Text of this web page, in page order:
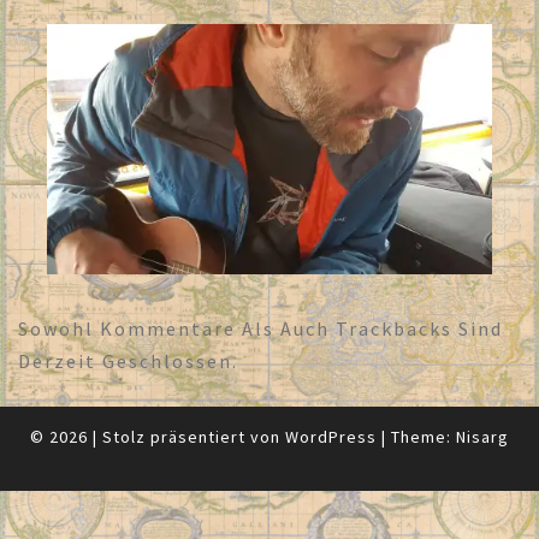
Sowohl Kommentare Als Auch Trackbacks Sind
Derzeit Geschlossen.
© 2026 | Stolz präsentiert von WordPress | Theme: Nisarg